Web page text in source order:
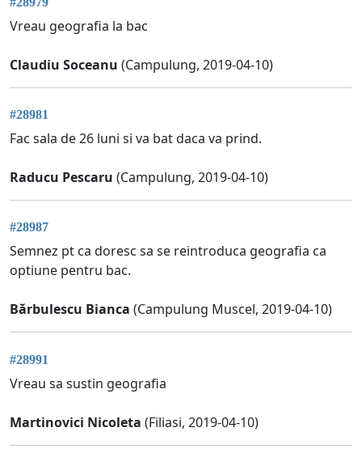
Vreau geografia la bac
Claudiu Soceanu (Campulung, 2019-04-10)
#28981
Fac sala de 26 luni si va bat daca va prind.
Raducu Pescaru (Campulung, 2019-04-10)
#28987
Semnez pt ca doresc sa se reintroduca geografia ca
optiune pentru bac.
Bărbulescu Bianca (Campulung Muscel, 2019-04-10)
#28991
Vreau sa sustin geografia
Martinovici Nicoleta (Filiasi, 2019-04-10)